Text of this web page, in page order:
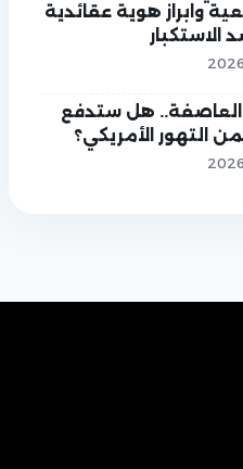
وابراز هوية عقائدية
العاصفة.. هل ستدفع
التهور الأمريكي؟